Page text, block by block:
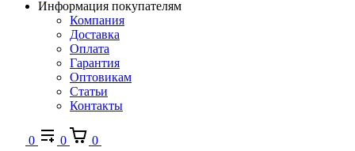
Информация покупателям
Компания
Доставка
Оплата
Гарантия
Оптовикам
Статьи
Контакты
0 0
0